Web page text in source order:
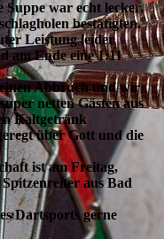
war echt lecker,
bestätigten.
Leistung leider
am Ende eine 1:11
Abbruch und wir
netten Gästen aus
Kaltgetränk
über Gott und die
ist am Freitag,
aus Bad
Dartsports gerne